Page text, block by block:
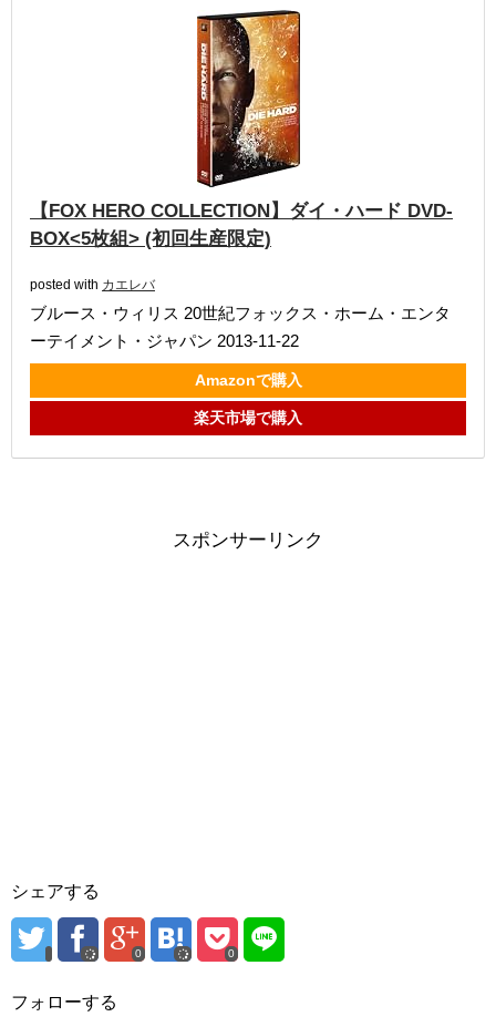
【FOX HERO COLLECTION】ダイ・ハード DVD-
BOX<5枚組> (初回生産限定)
posted with カエレバ
ブルース・ウィリス 20世紀フォックス・ホーム・エンタ
ーテイメント・ジャパン 2013-11-22
Amazonで購入
楽天市場で購入
スポンサーリンク
シェアする
0 0
フォローする